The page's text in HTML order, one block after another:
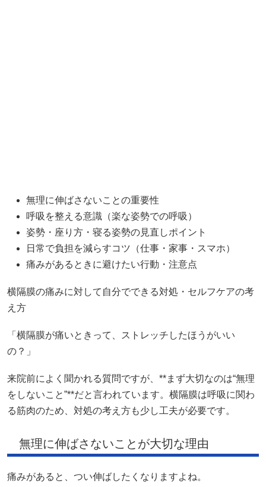
無理に伸ばさないことの重要性
呼吸を整える意識（楽な姿勢での呼吸）
姿勢・座り方・寝る姿勢の見直しポイント
日常で負担を減らすコツ（仕事・家事・スマホ）
痛みがあるときに避けたい行動・注意点
横隔膜の痛みに対して自分でできる対処・セルフケアの考
え方
「横隔膜が痛いときって、ストレッチしたほうがいい
の？」
来院前によく聞かれる質問ですが、**まず大切なのは“無理
をしないこと”**だと言われています。横隔膜は呼吸に関わ
る筋肉のため、対処の考え方も少し工夫が必要です。
無理に伸ばさないことが大切な理由
痛みがあると、つい伸ばしたくなりますよね。